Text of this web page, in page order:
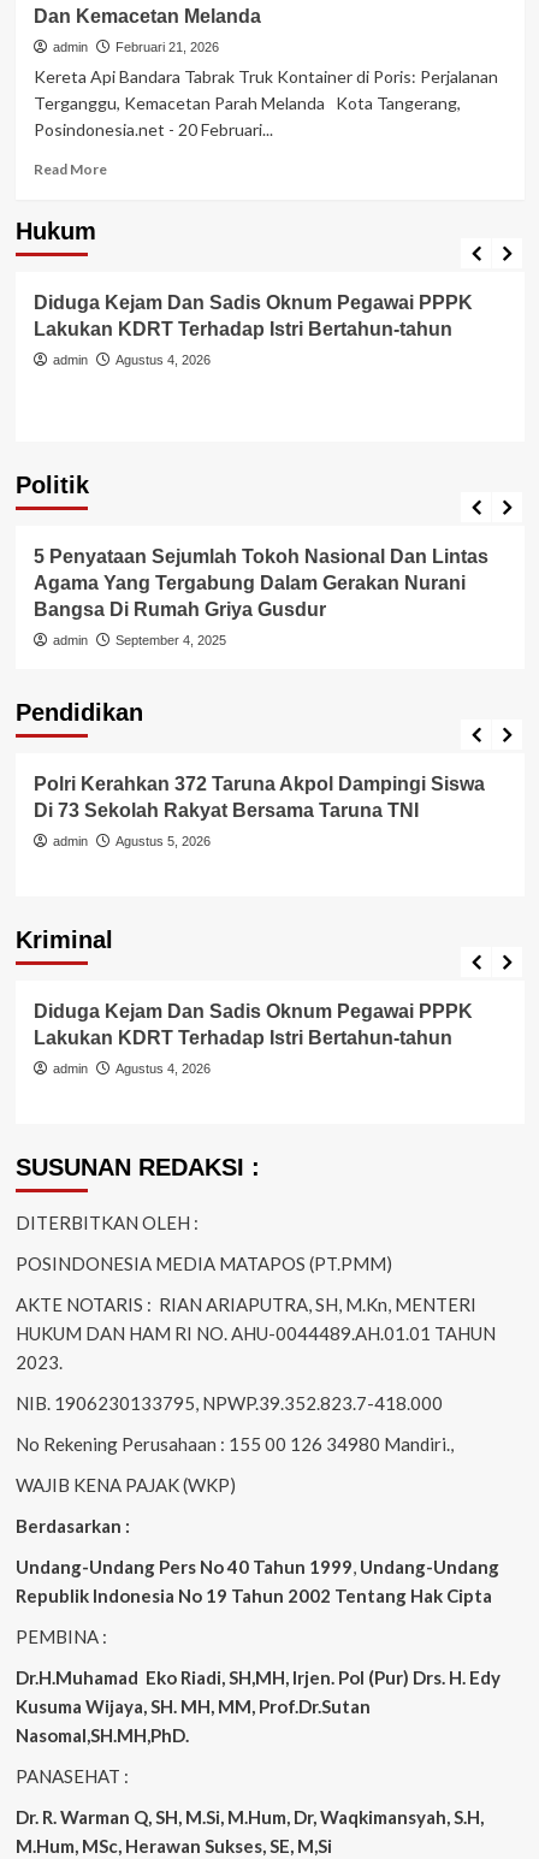
Dan Kemacetan Melanda
admin Februari 21, 2026
Kereta Api Bandara Tabrak Truk Kontainer di Poris: Perjalanan
Terganggu, Kemacetan Parah Melanda Kota Tangerang,
Posindonesia.net - 20 Februari...
Read MoreRead
Kereta
Api
Vs
Kemacetan
Melanda
Hukum
Berita Polisi
Diduga Kejam Dan Sadis Oknum Pegawai PPPK
Lakukan KDRT Terhadap Istri Bertahun-tahun
admin Agustus 4, 2026
Politik
Politik
5 Penyataan Sejumlah Tokoh Nasional Dan Lintas
Agama Yang Tergabung Dalam Gerakan Nurani
Bangsa Di Rumah Griya Gusdur
admin September 4, 2025
Pendidikan
Pendidikan
Polri Kerahkan 372 Taruna Akpol Dampingi Siswa
Di 73 Sekolah Rakyat Bersama Taruna TNI
admin Agustus 5, 2026
Kriminal
Berita Polisi
Diduga Kejam Dan Sadis Oknum Pegawai PPPK
Lakukan KDRT Terhadap Istri Bertahun-tahun
admin Agustus 4, 2026
SUSUNAN REDAKSI :
DITERBITKAN OLEH :
POSINDONESIA MEDIA MATAPOS (PT.PMM)
AKTE NOTARIS : RIAN ARIAPUTRA, SH, M.Kn, MENTERI
HUKUM DAN HAM RI NO. AHU-0044489.AH.01.01 TAHUN
2023.
NIB. 1906230133795, NPWP.39.352.823.7-418.000
No Rekening Perusahaan : 155 00 126 34980 Mandiri.,
WAJIB KENA PAJAK (WKP)
Berdasarkan :
Undang-Undang Pers No 40 Tahun 1999, Undang-Undang
Republik Indonesia No 19 Tahun 2002 Tentang Hak Cipta
PEMBINA :
Dr.H.Muhamad Eko Riadi, SH,MH, Irjen. Pol (Pur) Drs. H. Edy
Kusuma Wijaya, SH. MH, MM, Prof.Dr.Sutan
Nasomal,SH.MH,PhD.
PANASEHAT :
Dr. R. Warman Q, SH, M.Si, M.Hum, Dr, Waqkimansyah, S.H,
M.Hum, MSc, Herawan Sukses, SE, M,Si